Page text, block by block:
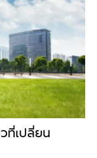
ที่เปลี่ยน